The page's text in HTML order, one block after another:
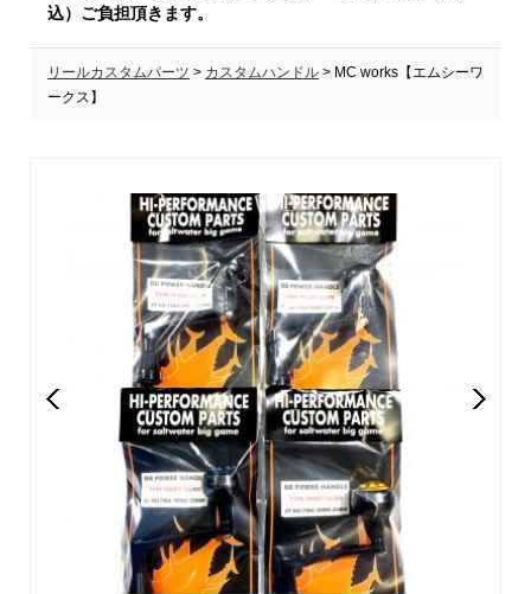
込）ご負担頂きます。
リールカスタムパーツ > カスタムハンドル > MC works【エムシーワ
ークス】